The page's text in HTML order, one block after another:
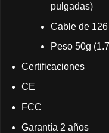
pulgadas)
Cable de
Peso 50g
Certificaciones
CE
FCC
Garantía 2 años